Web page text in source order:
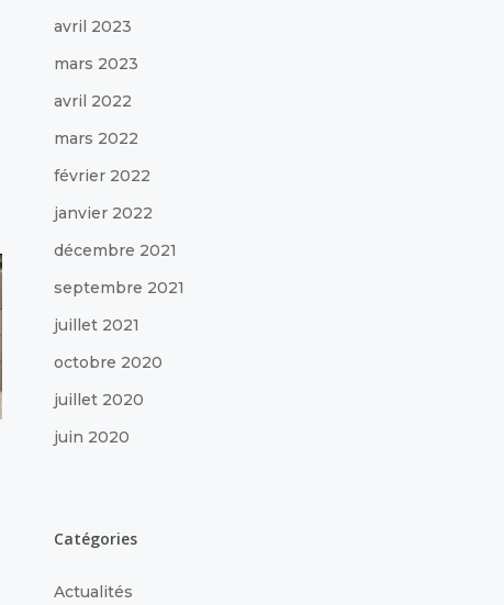
avril 2023
mars 2023
avril 2022
mars 2022
février 2022
janvier 2022
décembre 2021
septembre 2021
juillet 2021
octobre 2020
juillet 2020
juin 2020
Catégories
Actualités